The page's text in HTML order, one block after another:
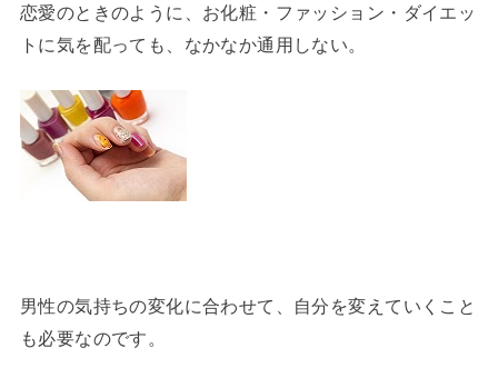
恋愛のときのように、お化粧・ファッション・ダイエッ
トに気を配っても、なかなか通用しない。
男性の気持ちの変化に合わせて、自分を変えていくこと
も必要なのです。